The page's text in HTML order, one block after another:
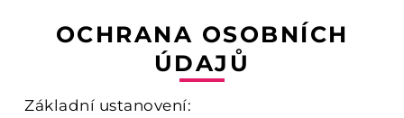
OCHRANA OSOBNÍCH
ÚDAJŮ
Základní ustanovení: